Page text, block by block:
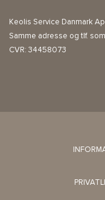
Keolis Service Danmark
Samme adresse og tlf.
CVR: 34458073